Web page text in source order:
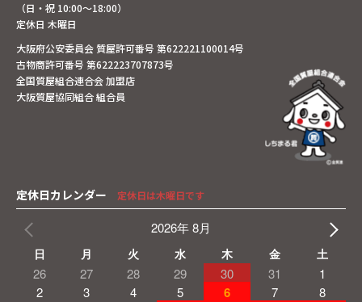
（日・祝 10:00～18:00）
定休日 木曜日
大阪府公安委員会 質屋許可番号 第622221100014号
古物商許可番号 第622223707873号
全国質屋組合連合会 加盟店
大阪質屋協同組合 組合員
定休日カレンダー 定休日は木曜日です
2026年 8月
日 月 火 水 木 金 土
26 27 28 29 30 31
1
2
3 4 5 6 7 8